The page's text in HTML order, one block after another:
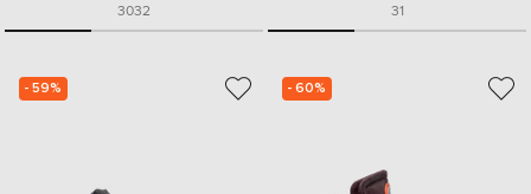
3032 31
- 59% - 60%